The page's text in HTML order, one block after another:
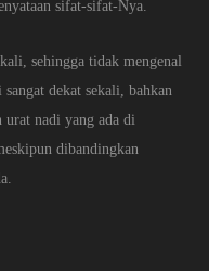
sifat-sifat-Nya.
sehingga tidak mengenal
dekat sekali, bahkan
nadi yang ada di
dibandingkan